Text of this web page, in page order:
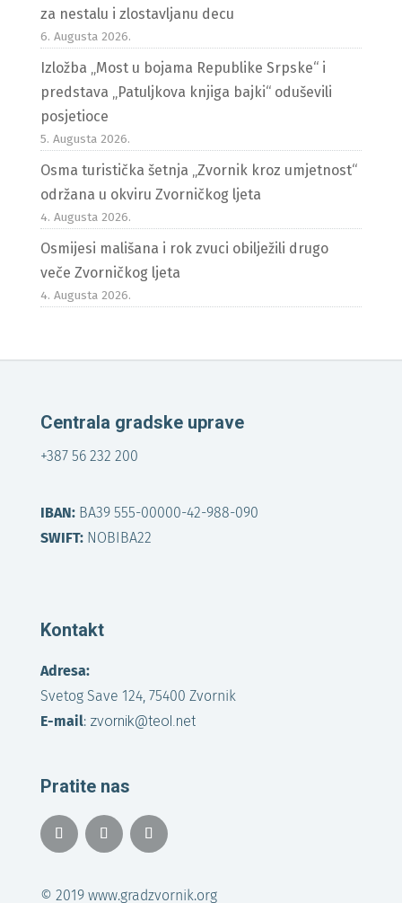
za nestalu i zlostavljanu decu
6. Augusta 2026.
Izložba „Most u bojama Republike Srpske“ i
predstava „Patuljkova knjiga bajki“ oduševili
posjetioce
5. Augusta 2026.
Osma turistička šetnja „Zvornik kroz umjetnost“
održana u okviru Zvorničkog ljeta
4. Augusta 2026.
Osmijesi mališana i rok zvuci obilježili drugo
veče Zvorničkog ljeta
4. Augusta 2026.
Centrala gradske uprave
+387 56 232 200
IBAN:BA39 555-00000-42-988-090
SWIFT:NOBIBA22
Kontakt
Adresa:
Svetog Save 124, 75400 Zvornik
E-mail: zvornik@teol.net
Pratite nas
© 2019 www.gradzvornik.org